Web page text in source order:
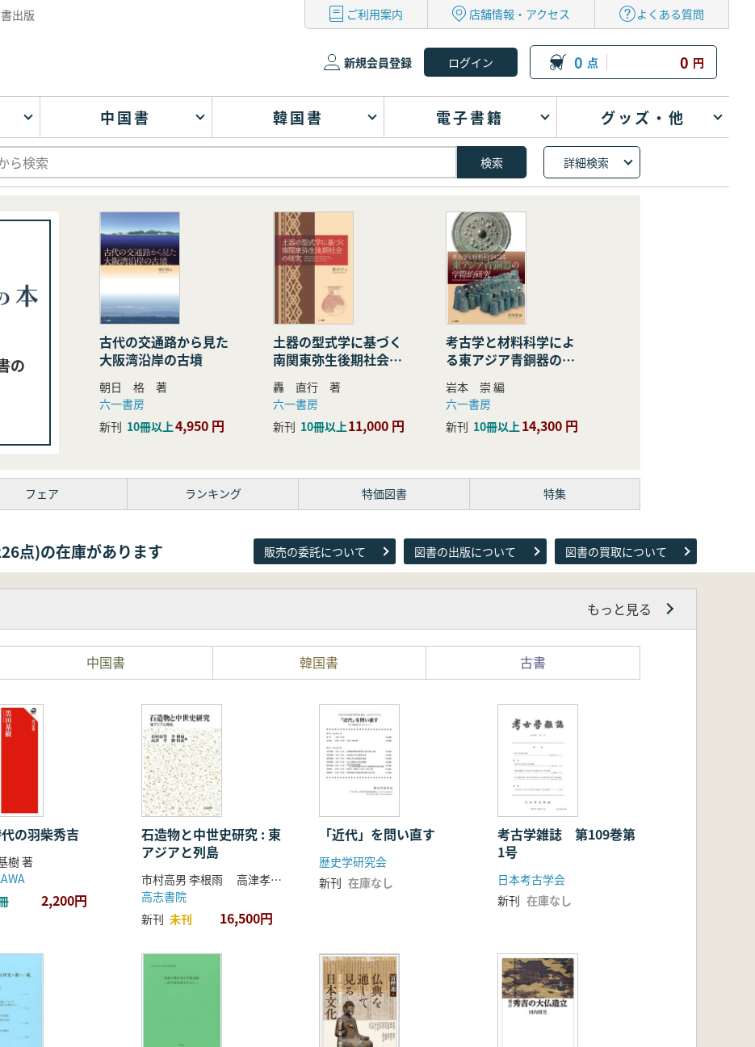
出版 ご利用案内 店舗情報・アクセス よくある質問
新規会員登録 0 点 0 円
中国書 韓国書 電子書籍 グッズ・他
詳細検索
の
古代の交通路から見た
大阪湾沿岸の古墳
朝日 格 著
六一書房
新刊 10冊以上4,950 円
土器の型式学に基づく
南関東弥生後期社会の
研究
轟 直行 著
六一書房
新刊 10冊以上11,000 円
考古学と材料科学によ
る東アジア青銅器の学
際的研究
岩本 崇 編
六一書房
新刊 10冊以上14,300 円
フェア ランキング 特価図書 特集
点)の在庫があります 販売の委託について 図書の出版について 図書の買取について
もっと見る
中国書 韓国書 古書
の羽柴秀吉
樹 著
2,200円
石造物と中世史研究 : 東
アジアと列島
市村高男 李根雨 高津孝 劉恒武 編
高志書院
新刊 未刊 16,500円
「近代」を問い直す
歴史学研究会
新刊 在庫なし
考古学雑誌 第109巻第
1号
日本考古学会
新刊 在庫なし